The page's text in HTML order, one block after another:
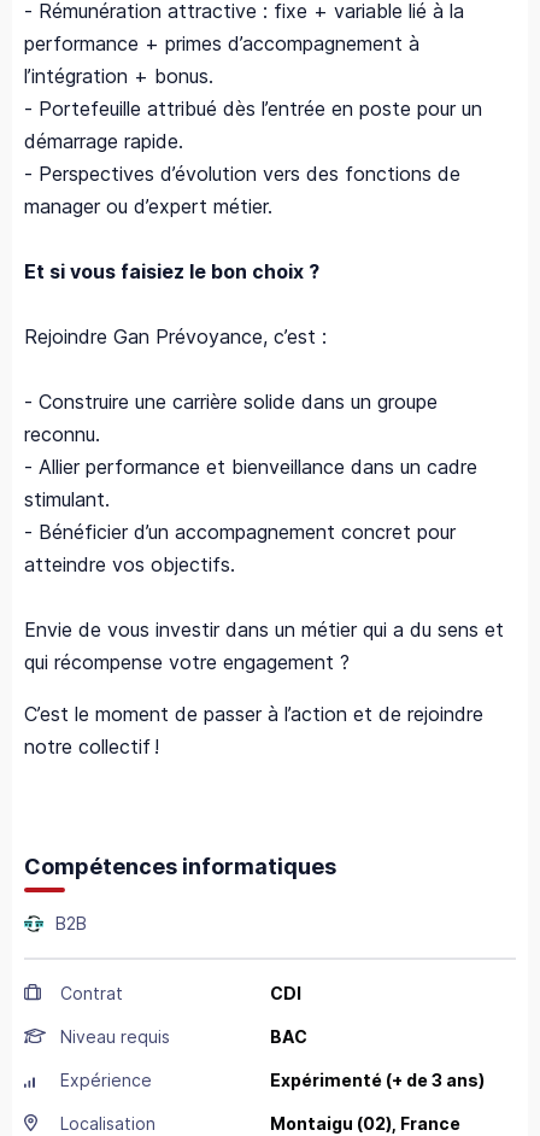
- Rémunération attractive : fixe + variable lié à la
performance + primes d’accompagnement à
l’intégration + bonus.
- Portefeuille attribué dès l’entrée en poste pour un
démarrage rapide.
- Perspectives d’évolution vers des fonctions de
manager ou d’expert métier.
Et si vous faisiez le bon choix ?
Rejoindre Gan Prévoyance, c’est :
- Construire une carrière solide dans un groupe
reconnu.
- Allier performance et bienveillance dans un cadre
stimulant.
- Bénéficier d’un accompagnement concret pour
atteindre vos objectifs.
Envie de vous investir dans un métier qui a du sens et
qui récompense votre engagement ?
C’est le moment de passer à l’action et de rejoindre
notre collectif !
Compétences informatiques
B2B
Contrat CDI
Niveau requis BAC
Expérience Expérimenté (+ de 3 ans)
Localisation Montaigu (02), France